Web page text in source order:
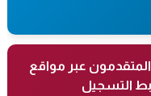
عبر مواقع
التسجيل